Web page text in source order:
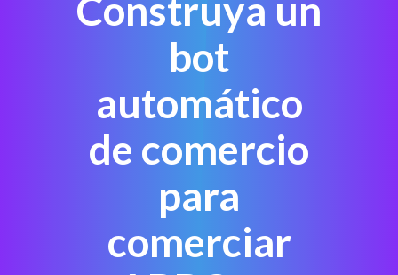
Construya un
bot
automático
de comercio
para
comerciar